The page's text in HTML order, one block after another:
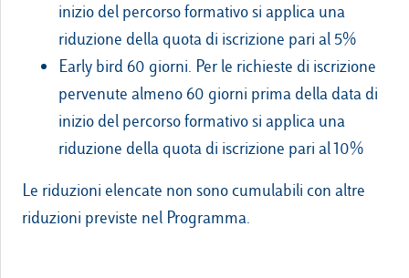
inizio del percorso formativo si applica una
riduzione della quota di iscrizione pari al 5%
Early bird 60 giorni. Per le richieste di iscrizione
pervenute almeno 60 giorni prima della data di
inizio del percorso formativo si applica una
riduzione della quota di iscrizione pari al 10%
Le riduzioni elencate non sono cumulabili con altre
riduzioni previste nel Programma.